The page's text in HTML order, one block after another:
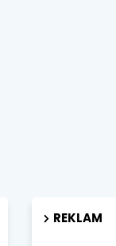
REKLAM